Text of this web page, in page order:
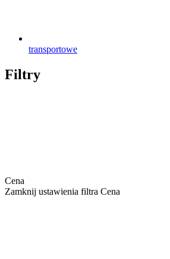
transportowe
Filtry
Cena
Zamknij ustawienia filtra Cena